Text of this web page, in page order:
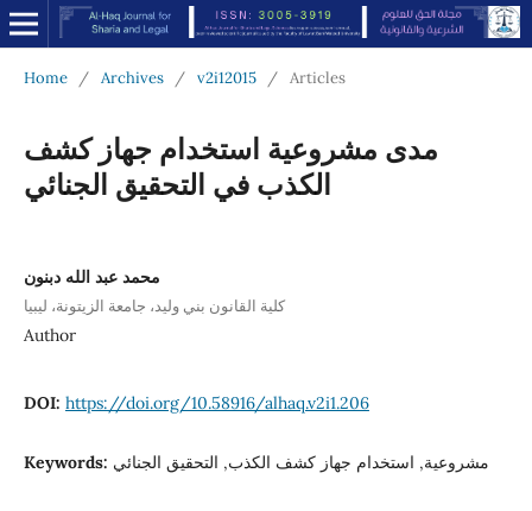
Home / Archives / v2i12015 / Articles
مدى مشروعية استخدام جهاز كشف
الكذب في التحقيق الجنائي
محمد عبد الله دبنون
كلية القانون بني وليد، جامعة الزيتونة، ليبيا
Author
DOI: https://doi.org/10.58916/alhaq.v2i1.206
Keywords: مشروعية, استخدام جهاز كشف الكذب, التحقيق الجنائي